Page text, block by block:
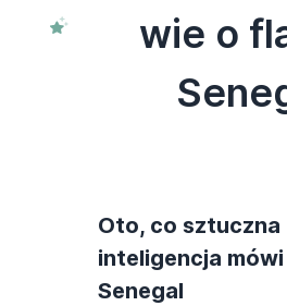
wie o
Oto, co sztuczna
inteligencja
Senegal